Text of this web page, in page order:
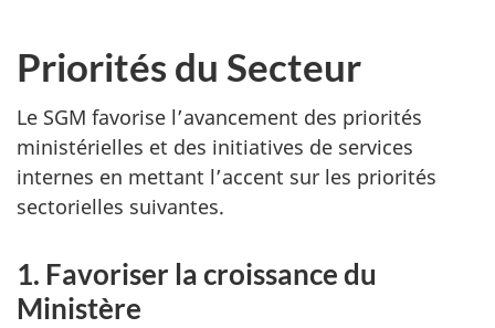
Priorités du Secteur
Le SGM favorise l’avancement des priorités
ministérielles et des initiatives de services
internes en mettant l’accent sur les priorités
sectorielles suivantes.
1. Favoriser la croissance du
Ministère